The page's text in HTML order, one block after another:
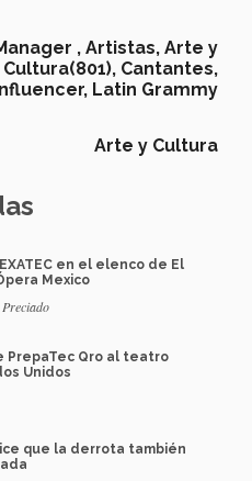
, Artistas, Arte y
Cultura(801), Cantantes,
Influencer, Latin Grammy
Arte y Cultura
en el elenco de El
Mexico
PrepaTec Qro al teatro
Unidos
que la derrota también